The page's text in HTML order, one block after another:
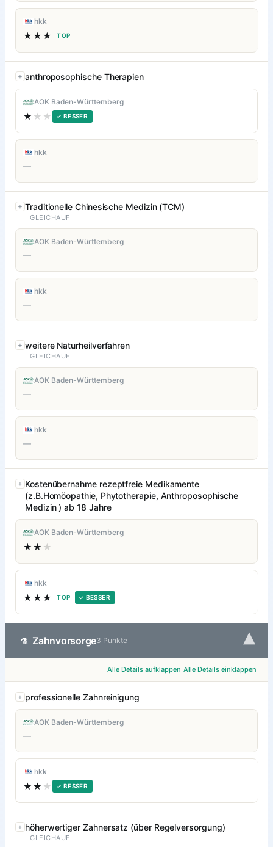
hkk
★★★ TOP
anthroposophische Therapien
AOK Baden-Württemberg
★ ★★ ✓ BESSER
hkk
—
Traditionelle Chinesische Medizin (TCM)
GLEICHAUF
AOK Baden-Württemberg
—
hkk
—
weitere Naturheilverfahren
GLEICHAUF
AOK Baden-Württemberg
—
hkk
—
Kostenübernahme rezeptfreie Medikamente
(z.B.Homöopathie, Phytotherapie, Anthroposophische
Medizin ) ab 18 Jahre
AOK Baden-Württemberg
★★ ★
hkk
★★★ TOP ✓ BESSER
⚗ Zahnvorsorge3 Punkte ▾
Alle Details aufklappen Alle Details einklappen
professionelle Zahnreinigung
AOK Baden-Württemberg
—
hkk
★★ ★ ✓ BESSER
höherwertiger Zahnersatz (über Regelversorgung)
GLEICHAUF